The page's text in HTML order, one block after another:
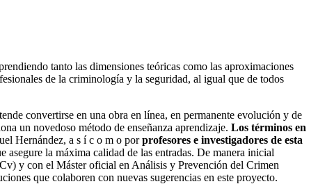
tanto las dimensiones teóricas como las aproximaciones
de la criminología y la seguridad, al igual que de todos
convertirse en una obra en línea, en permanente evolución y de
un novedoso método de enseñanza aprendizaje. Los términos en
Hernández, a s í c o m o porprofesores e investigadores de esta
asegure la máxima calidad de las entradas. De manera inicial
y con el Máster oficial en Análisis y Prevención del Crimen
que colaboren con nuevas sugerencias en este proyecto.